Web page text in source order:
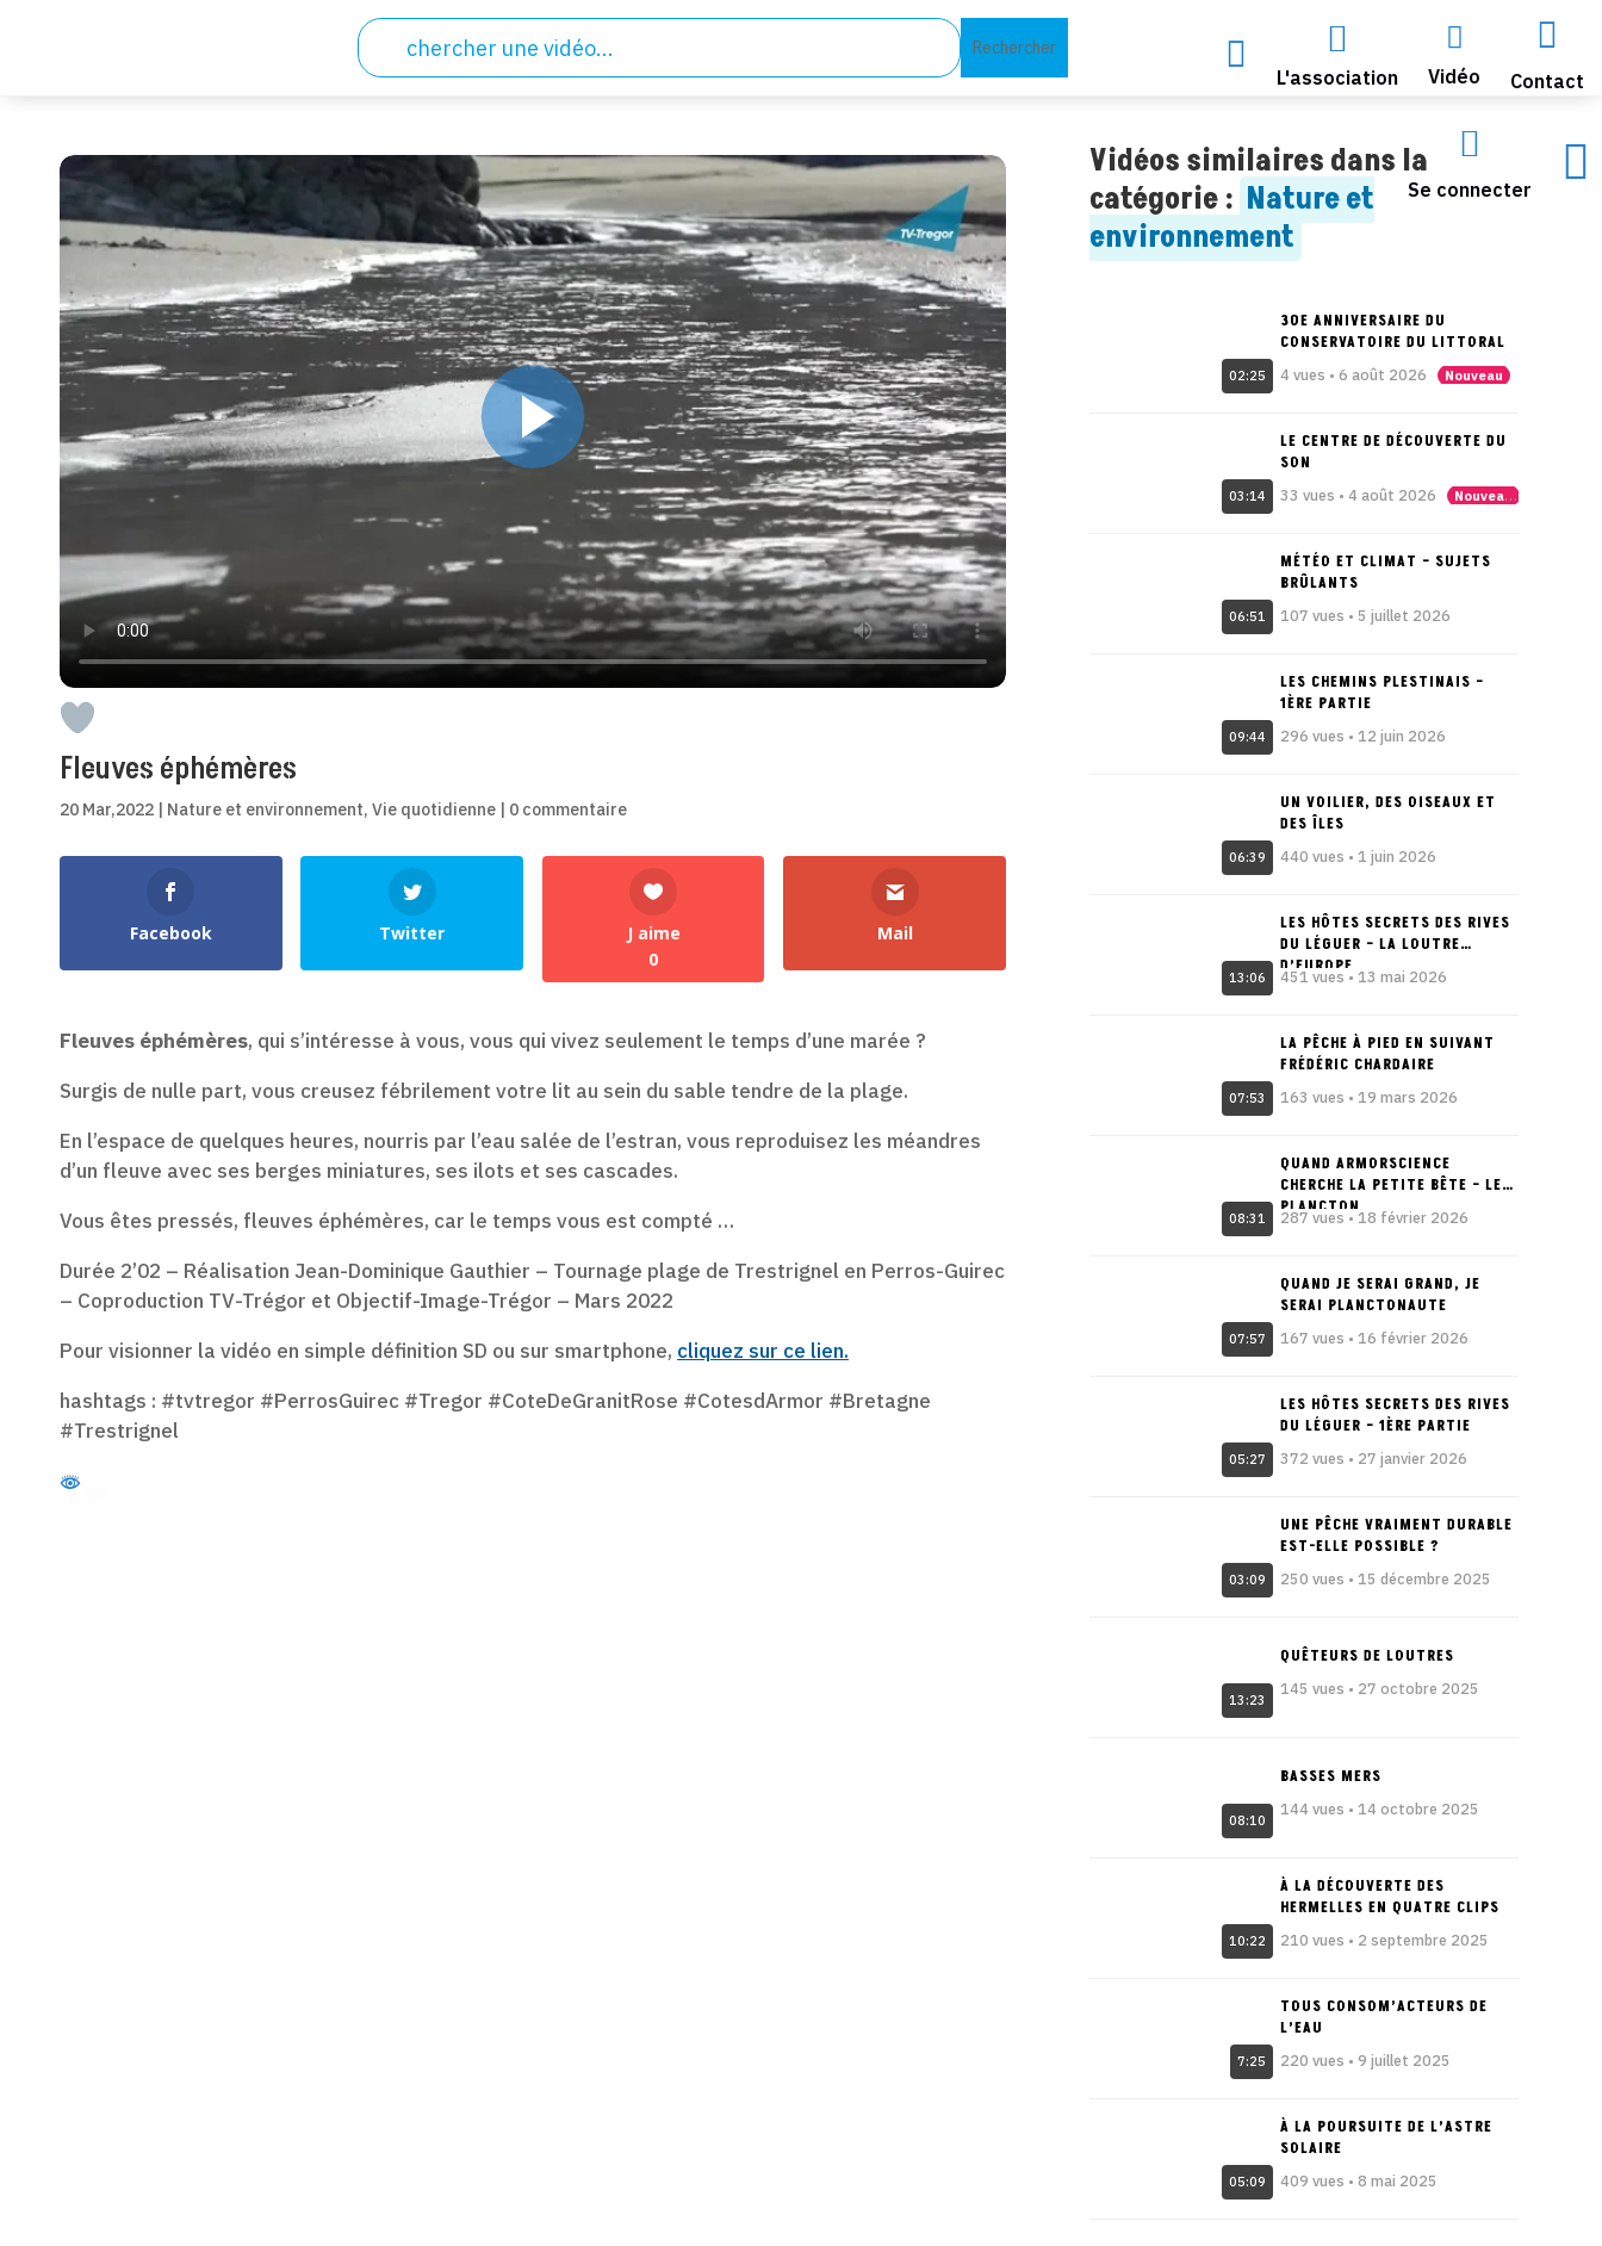
 
L'association

Vidéo

Contact

Se connecter

Fleuves éphémères
20 Mar,2022 | Nature et environnement, Vie quotidienne | 0 commentaire
Facebook Twitter
J aime
0
Mail
Fleuves éphémères, qui s’intéresse à vous, vous qui vivez seulement le temps d’une marée ?
Surgis de nulle part, vous creusez fébrilement votre lit au sein du sable tendre de la plage.
En l’espace de quelques heures, nourris par l’eau salée de l’estran, vous reproduisez les méandres
d’un fleuve avec ses berges miniatures, ses ilots et ses cascades.
Vous êtes pressés, fleuves éphémères, car le temps vous est compté …
Durée 2’02 – Réalisation Jean-Dominique Gauthier – Tournage plage de Trestrignel en Perros-Guirec
– Coproduction TV-Trégor et Objectif-Image-Trégor – Mars 2022
Pour visionner la vidéo en simple définition SD ou sur smartphone, cliquez sur ce lien.
hashtags : #tvtregor #PerrosGuirec #Tregor #CoteDeGranitRose #CotesdArmor #Bretagne
#Trestrignel
Vidéos similaires dans la
catégorie : Nature et
environnement
02:25
30E ANNIVERSAIRE DU
CONSERVATOIRE DU LITTORAL
4 vues • 6 août 2026 Nouveau
03:14
LE CENTRE DE DÉCOUVERTE DU
SON
33 vues • 4 août 2026 Nouveau
06:51
MÉTÉO ET CLIMAT – SUJETS
BRÛLANTS
107 vues • 5 juillet 2026
09:44
LES CHEMINS PLESTINAIS –
1ÈRE PARTIE
296 vues • 12 juin 2026
06:39
UN VOILIER, DES OISEAUX ET
DES ÎLES
440 vues • 1 juin 2026
13:06
LES HÔTES SECRETS DES RIVES
DU LÉGUER – LA LOUTRE
D’EUROPE
451 vues • 13 mai 2026
07:53
LA PÊCHE À PIED EN SUIVANT
FRÉDÉRIC CHARDAIRE
163 vues • 19 mars 2026
08:31
QUAND ARMORSCIENCE
CHERCHE LA PETITE BÊTE – LE
PLANCTON
287 vues • 18 février 2026
07:57
QUAND JE SERAI GRAND, JE
SERAI PLANCTONAUTE
167 vues • 16 février 2026
05:27
LES HÔTES SECRETS DES RIVES
DU LÉGUER – 1ÈRE PARTIE
372 vues • 27 janvier 2026
03:09
UNE PÊCHE VRAIMENT DURABLE
EST-ELLE POSSIBLE ?
250 vues • 15 décembre 2025
13:23
QUÊTEURS DE LOUTRES
145 vues • 27 octobre 2025
08:10
BASSES MERS
144 vues • 14 octobre 2025
10:22
À LA DÉCOUVERTE DES
HERMELLES EN QUATRE CLIPS
210 vues • 2 septembre 2025
7:25
TOUS CONSOM’ACTEURS DE
L’EAU
220 vues • 9 juillet 2025
05:09
À LA POURSUITE DE L’ASTRE
SOLAIRE
409 vues • 8 mai 2025